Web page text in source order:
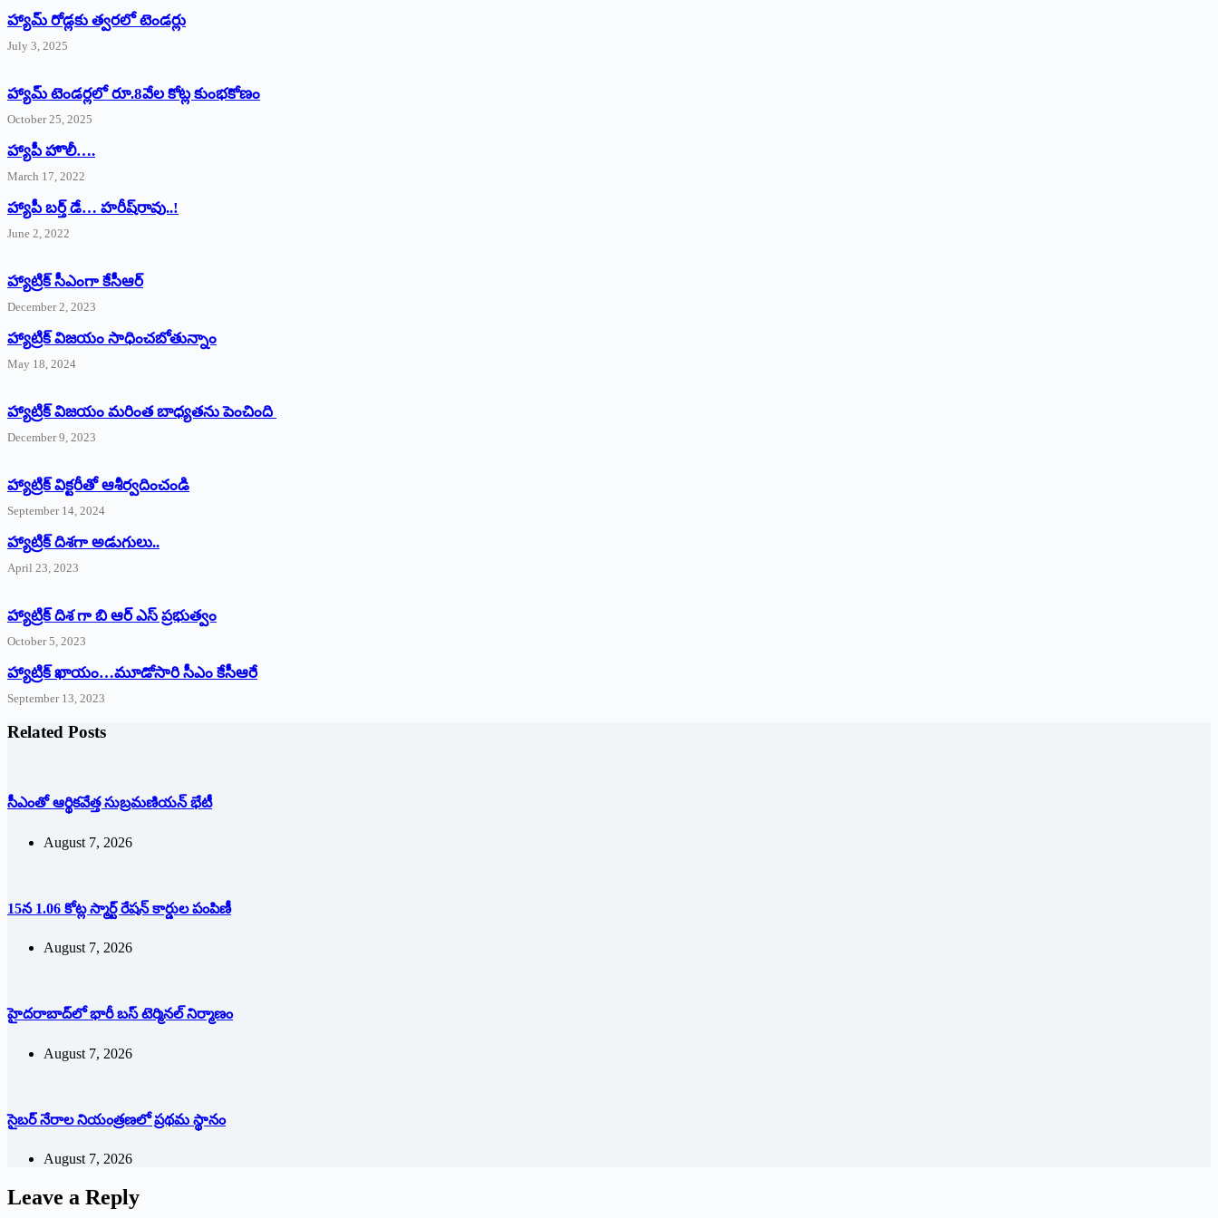
హ్యామ్‌ రోడ్లకు త్వరలో టెండర్లు
July 3, 2025
హ్యామ్‌ ‌టెండర్లలో రూ.8వేల కోట్ల కుంభకోణం
October 25, 2025
హ్యాపీ హొలీ….
March 17, 2022
హ్యాపీ బర్త్ ‌డే… హరీష్‌రావు..!
June 2, 2022
హ్యాట్రిక్‌ ‌సీఎంగా కేసీఆర్‌
December 2, 2023
హ్యాట్రిక్‌ విజయం సాధించబోతున్నాం
May 18, 2024
హ్యాట్రిక్ విజయం మరింత బాధ్యతను పెంచింది
December 9, 2023
హ్యాట్రిక్‌ ‌విక్టరీతో ఆశీర్వదించండి
September 14, 2024
‌హ్యాట్రిక్‌ ‌దిశగా అడుగులు..
April 23, 2023
హ్యాట్రిక్ దిశ గా బి ఆర్ ఎస్ ప్రభుత్వం
October 5, 2023
హ్యాట్రిక్‌ ‌ఖాయం…మూడోసారి సీఎం కేసీఆరే
September 13, 2023
Related Posts
సీఎంతో ఆర్థికవేత్త సుబ్రమణియన్ భేటీ
August 7, 2026
15న 1.06 కోట్ల స్మార్ట్ రేషన్ కార్డుల పంపిణీ
August 7, 2026
హైదరాబాద్‌లో భారీ బస్‌ ‌టెర్మినల్‌ ‌నిర్మాణం
August 7, 2026
సైబర్ నేరాల నియంత్రణలో ప్రథమ స్థానం
August 7, 2026
Leave a Reply